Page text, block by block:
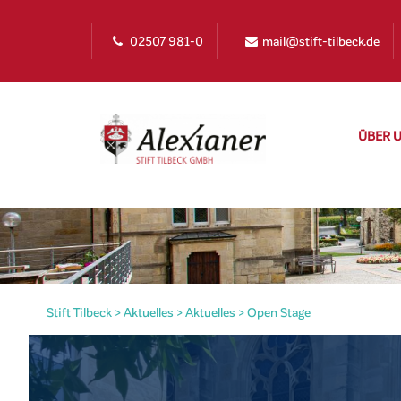
02507 981-0 mail@stift-tilbeck.de
ÜBER
Stift Tilbeck >Aktuelles >Aktuelles >Open Stage